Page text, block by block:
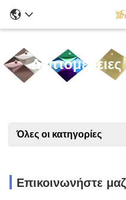
Όλες οι κατηγορίες
Επικοινωνήστε